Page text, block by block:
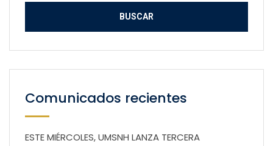
Comunicados recientes
ESTE MIÉRCOLES, UMSNH LANZA TERCERA